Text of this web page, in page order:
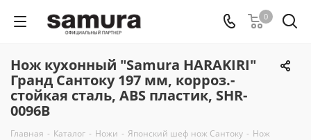
0
Нож кухонный "Samura HARAKIRI"
Гранд Сантоку 197 мм, корроз.-
стойкая сталь, ABS пластик, SHR-
0096B
Главная - Каталог - Ножи - Японский шеф нож Сантоку - Нож